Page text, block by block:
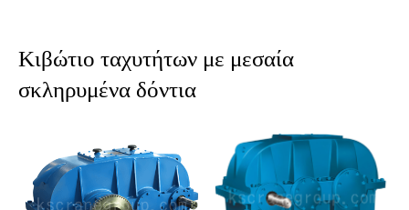
Κιβώτιο ταχυτήτων με μεσαία
σκληρυμένα δόντια